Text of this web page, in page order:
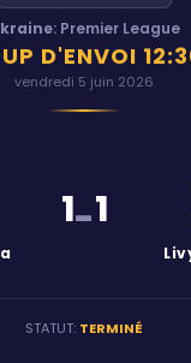
: Premier League
D'ENVOI
vendredi 5 juin 2026
1-1
STATUT: TERMINÉ